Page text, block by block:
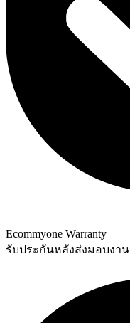
Ecommyone Warranty
รับประกันหลังส่งมอบงาน